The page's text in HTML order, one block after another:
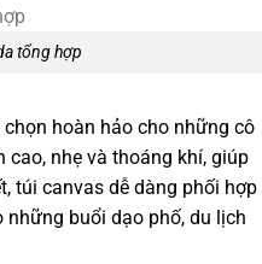
tổng hợp
hoàn hảo cho những cô
cao, nhẹ và thoáng khí, giúp
túi canvas dễ dàng phối hợp
buổi dạo phố, du lịch